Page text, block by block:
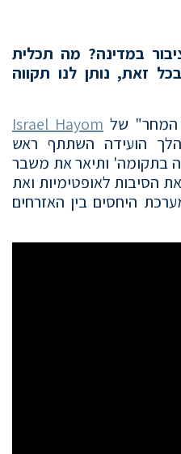
במדינה? מה תכלית
זאת, נותן לנו תקווה
Israel Hayom
הועידה השתתף ראש
בתקומה' ותיאר את משבר
הסיבות לאופטימיות ואת
היחסים בין האזרחים